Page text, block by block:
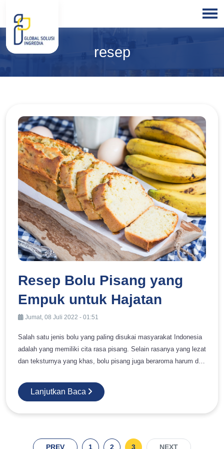
HOME
ABOUT
OUR
PARTNER
OUR
EXPERTISE
FREE
CONSULTATION
resep
Resep Bolu Pisang yang
Empuk untuk Hajatan
Jumat, 08 Juli 2022 - 01:51
Salah satu jenis bolu yang paling disukai masyarakat Indonesia
adalah yang memiliki cita rasa pisang. Selain rasanya yang lezat
dan teksturnya yang khas, bolu pisang juga beraroma harum dan
sendiri dengan resep bolu pisang empuk. Anda juga bisa
menyajikan bolu ini untuk acara hajatan seperti pengajian,
Selain itu, bahan-bahannya pun cukup sederhana dan mudah
Lanjutkan Baca
PREV 1 2 3 NEXT